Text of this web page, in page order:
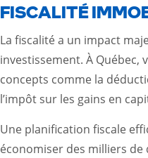
FISCALITÉ
La fiscalité a un impact
investissement. À Québec,
concepts comme la
l’impôt sur les gains en
Une planification fiscale
économiser des milliers de